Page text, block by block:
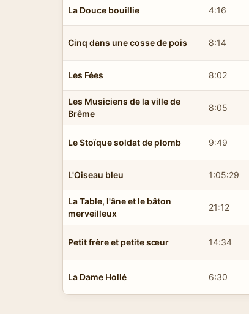
La Douce bouillie 4:16
Cinq dans une cosse de pois 8:14
Les Fées 8:02
Les Musiciens de la ville de
Brême
8:05
Le Stoïque soldat de plomb 9:49
L'Oiseau bleu 1:05:29
La Table, l'âne et le bâton
merveilleux
21:12
Petit frère et petite sœur 14:34
La Dame Hollé 6:30